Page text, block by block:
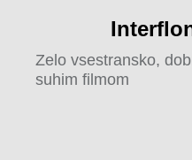
Zelo vsestransko,
suhim filmom